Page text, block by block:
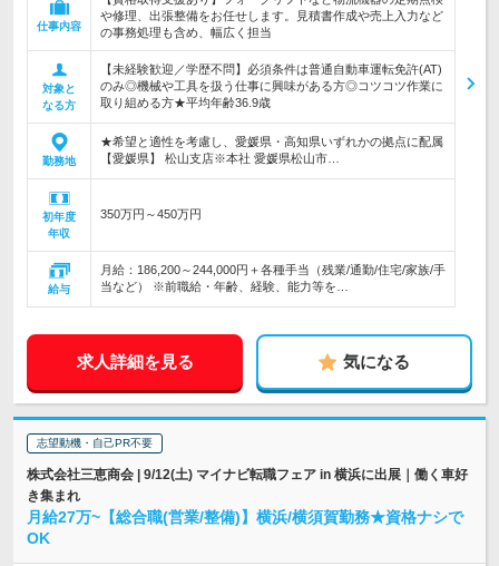
仕事内容
や修理、出張整備をお任せします。見積書作成や売上入力など
の事務処理も含め、幅広く担当
対象と
なる方
【未経験歓迎／学歴不問】必須条件は普通自動車運転免許(AT)
のみ◎機械や工具を扱う仕事に興味がある方◎コツコツ作業に
取り組める方★平均年齢36.9歳
勤務地
★希望と適性を考慮し、愛媛県・高知県いずれかの拠点に配属
【愛媛県】 松山支店※本社 愛媛県松山市…
初年度
年収
350万円～450万円
給与
月給：186,200～244,000円＋各種手当（残業/通勤/住宅/家族/手
当など） ※前職給・年齢、経験、能力等を…
求人詳細を見る 気になる
志望動機・自己PR不要
株式会社三恵商会 | 9/12(土) マイナビ転職フェア in 横浜に出展｜働く車好
き集まれ
月給27万~【総合職(営業/整備)】横浜/横須賀勤務★資格ナシで
OK